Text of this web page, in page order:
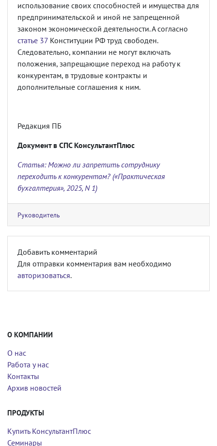
использование своих способностей и имущества для
предпринимательской и иной не запрещенной
законом экономической деятельности. А согласно
статье 37 Конституции РФ труд свободен.
Следовательно, компании не могут включать
положения, запрещающие переход на работу к
конкурентам, в трудовые контракты и
дополнительные соглашения к ним.
Редакция ПБ
Документ в СПС КонсультантПлюс
Статья: Можно ли запретить сотруднику
переходить к конкурентам? («Практическая
бухгалтерия», 2025, N 1)
Руководитель
Добавить комментарий
Для отправки комментария вам необходимо
авторизоваться.
О КОМПАНИИ
О нас
Работа у нас
Контакты
Архив новостей
ПРОДУКТЫ
Купить КонсультантПлюс
Семинары